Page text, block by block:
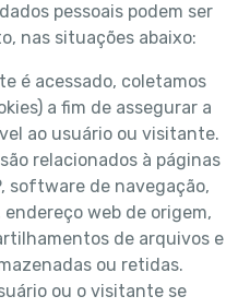
pessoais podem ser
nas situações abaixo:
é acessado, coletamos
a fim de assegurar a
ao usuário ou visitante.
relacionados à páginas
software de navegação,
web de origem,
de arquivos e
ou retidas.
ou o visitante se